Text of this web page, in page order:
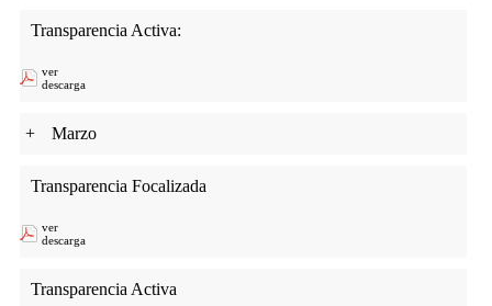
Transparencia Activa:
ver
descarga
+ Marzo
Transparencia Focalizada
ver
descarga
Transparencia Activa